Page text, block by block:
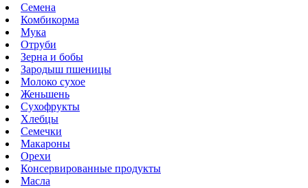
Семена
Комбикорма
Мука
Отруби
Зерна и бобы
Зародыш пшеницы
Молоко сухое
Женьшень
Сухофрукты
Хлебцы
Семечки
Макароны
Орехи
Консервированные продукты
Масла